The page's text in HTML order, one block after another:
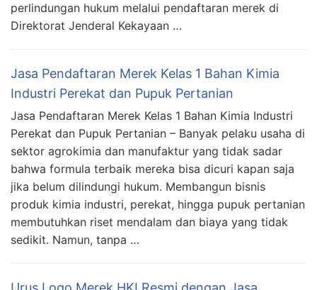
perlindungan hukum melalui pendaftaran merek di
Direktorat Jenderal Kekayaan …
Jasa Pendaftaran Merek Kelas 1 Bahan Kimia
Industri Perekat dan Pupuk Pertanian
Jasa Pendaftaran Merek Kelas 1 Bahan Kimia Industri
Perekat dan Pupuk Pertanian – Banyak pelaku usaha di
sektor agrokimia dan manufaktur yang tidak sadar
bahwa formula terbaik mereka bisa dicuri kapan saja
jika belum dilindungi hukum. Membangun bisnis
produk kimia industri, perekat, hingga pupuk pertanian
membutuhkan riset mendalam dan biaya yang tidak
sedikit. Namun, tanpa …